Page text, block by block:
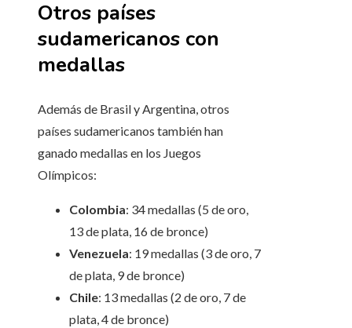
Otros países
sudamericanos con
medallas
Además de Brasil y Argentina, otros
países sudamericanos también han
ganado medallas en los Juegos
Olímpicos:
Colombia: 34 medallas (5 de oro,
13 de plata, 16 de bronce)
Venezuela: 19 medallas (3 de oro, 7
de plata, 9 de bronce)
Chile: 13 medallas (2 de oro, 7 de
plata, 4 de bronce)